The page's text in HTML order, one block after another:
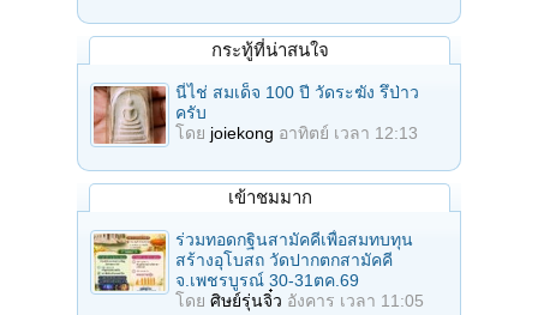
กระทู้ที่น่าสนใจ
นี่ไช่ สมเด็จ 100 ปี วัดระฆัง รึป่าว
ครับ
โดย joiekong อาทิตย์ เวลา 12:13
เข้าชมมาก
ร่วมทอดกฐินสามัคคีเพื่อสมทบทุน
สร้างอุโบสถ วัดปากตกสามัคคี
จ.เพชรบูรณ์ 30-31ตค.69
โดย ศิษย์รุ่นจิ๋ว อังคาร เวลา 11:05